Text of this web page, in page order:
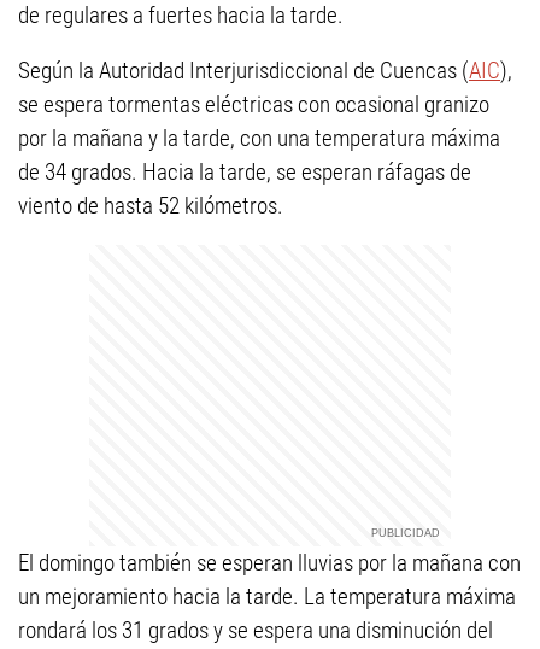
de regulares a fuertes hacia la tarde.
Según la Autoridad Interjurisdiccional de Cuencas (AIC),
se espera tormentas eléctricas con ocasional granizo
por la mañana y la tarde, con una temperatura máxima
de 34 grados. Hacia la tarde, se esperan ráfagas de
viento de hasta 52 kilómetros.
El domingo también se esperan lluvias por la mañana con
un mejoramiento hacia la tarde. La temperatura máxima
rondará los 31 grados y se espera una disminución del